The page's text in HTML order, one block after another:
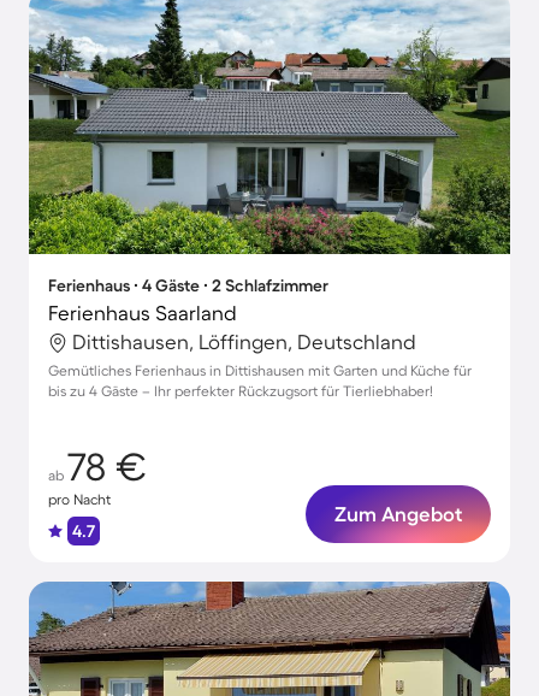
Ferienhaus ∙ 4 Gäste ∙ 2 Schlafzimmer
Ferienhaus Saarland
Dittishausen, Löffingen, Deutschland
Gemütliches Ferienhaus in Dittishausen mit Garten und Küche für
bis zu 4 Gäste – Ihr perfekter Rückzugsort für Tierliebhaber!
ab 78 €
pro Nacht
4.7
Zum Angebot